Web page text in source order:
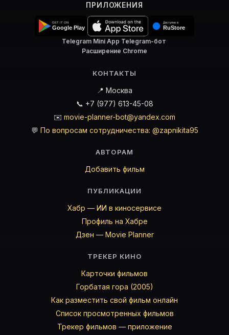
ПРИЛОЖЕНИЯ
Telegram Mini App·Telegram-бот·
Расширение Chrome
КОНТАКТЫ
📍 Москва
📞 +7 (977) 613-45-08
✉️ movie-planner-bot@yandex.com
💬 По вопросам сотрудничества: @zapnikita95
АВТОРАМ
Добавить фильм
ПУБЛИКАЦИИ
Хабр — ИИ в киносервисе
Профиль на Хабре
Дзен — Movie Planner
ТРЕКЕР КИНО
Карточки фильмов
Горбатая гора (2005)
Как разместить свой фильм онлайн
Список просмотренных фильмов
Трекер фильмов — приложение